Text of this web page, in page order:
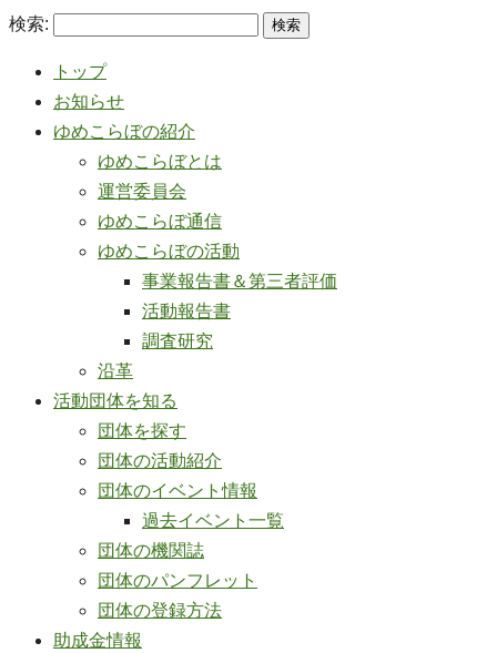
検索:
トップ
お知らせ
ゆめこらぼの紹介
ゆめこらぼとは
運営委員会
ゆめこらぼ通信
ゆめこらぼの活動
事業報告書＆第三者評価
活動報告書
調査研究
沿革
活動団体を知る
団体を探す
団体の活動紹介
団体のイベント情報
過去イベント一覧
団体の機関誌
団体のパンフレット
団体の登録方法
助成金情報